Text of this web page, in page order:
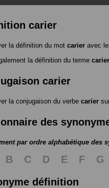
carier
la définition du mot carier avec
la définition du terme carier
carier
la conjugaison du verbe carier
des
par ordre alphabétique des
B C D E F
G
définition